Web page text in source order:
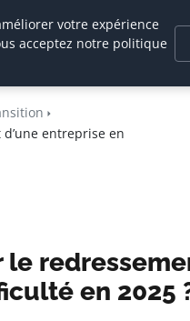
entreprise en
en 2025
votre expérience
acceptez notre politique